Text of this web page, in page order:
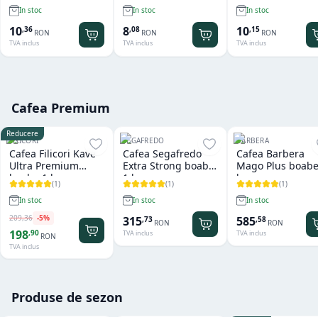
In stoc
10,36 RON
TVA inclus
In stoc
8,08 RON
TVA inclus
In stoc
10,15 RON
TVA inclus
Cafea Premium
Reducere
FILICORI
Cafea Filicori Kave
Ultra Premium
boabe 1 kg
(1)
In stoc
209,36 -5%
198,90 RON
TVA inclus
SEGAFREDO
Cafea Segafredo
Extra Strong boabe
1 kg
(1)
In stoc
315,73 RON
TVA inclus
BARBERA
Cafea Barbera
Mago Plus
kg
(1)
In stoc
585,58 RON
TVA inclus
Produse de sezon